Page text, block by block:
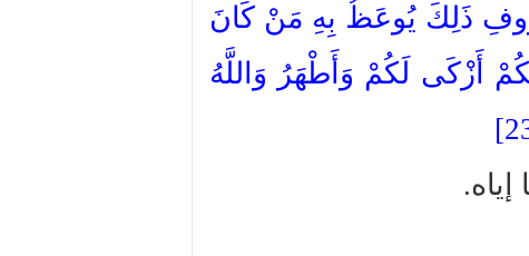
ذَلِكَ يُوعَظُ بِهِ مَنْ كَانَ
أَزْكَى لَكُمْ وَأَطْهَرُ وَاللَّهُ